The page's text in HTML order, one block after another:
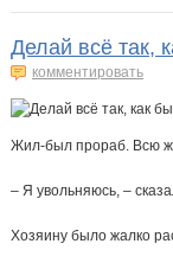
Делай всё так,
комментировать
Жил-был прораб. Всю
– Я увольняюсь, –
Хозяину было жалко